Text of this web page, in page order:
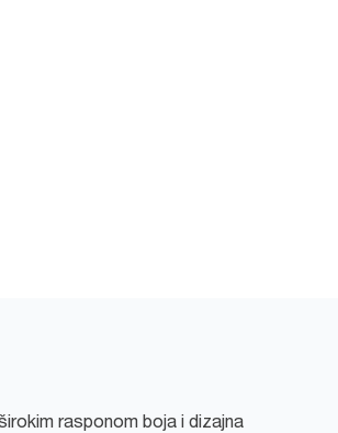
rasponom boja i dizajna